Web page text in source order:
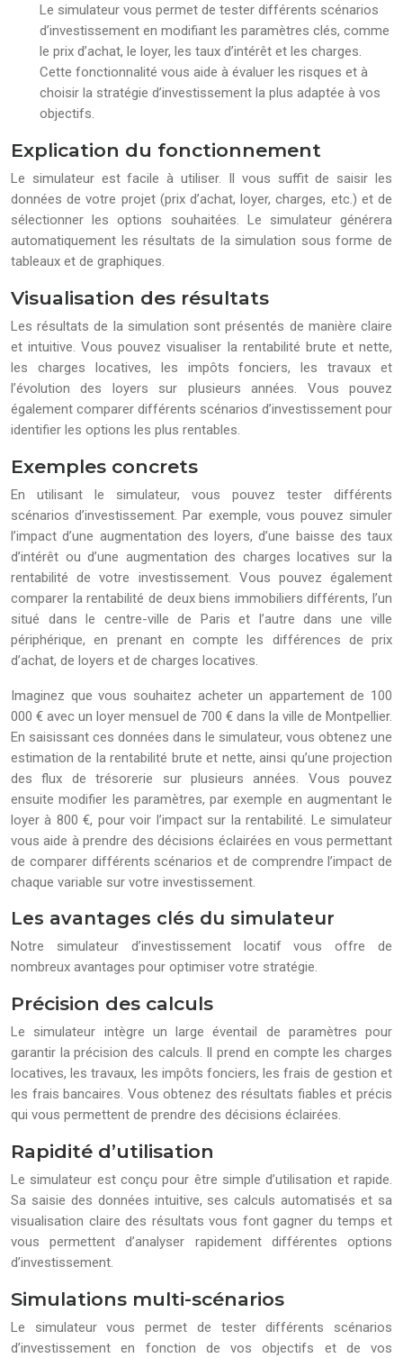
Le simulateur vous permet de tester différents scénarios
d’investissement en modifiant les paramètres clés, comme
le prix d’achat, le loyer, les taux d’intérêt et les charges.
Cette fonctionnalité vous aide à évaluer les risques et à
choisir la stratégie d’investissement la plus adaptée à vos
objectifs.
Explication du fonctionnement
Le simulateur est facile à utiliser. Il vous suffit de saisir les
données de votre projet (prix d’achat, loyer, charges, etc.) et de
sélectionner les options souhaitées. Le simulateur générera
automatiquement les résultats de la simulation sous forme de
tableaux et de graphiques.
Visualisation des résultats
Les résultats de la simulation sont présentés de manière claire
et intuitive. Vous pouvez visualiser la rentabilité brute et nette,
les charges locatives, les impôts fonciers, les travaux et
l’évolution des loyers sur plusieurs années. Vous pouvez
également comparer différents scénarios d’investissement pour
identifier les options les plus rentables.
Exemples concrets
En utilisant le simulateur, vous pouvez tester différents
scénarios d’investissement. Par exemple, vous pouvez simuler
l’impact d’une augmentation des loyers, d’une baisse des taux
d’intérêt ou d’une augmentation des charges locatives sur la
rentabilité de votre investissement. Vous pouvez également
comparer la rentabilité de deux biens immobiliers différents, l’un
situé dans le centre-ville de Paris et l’autre dans une ville
périphérique, en prenant en compte les différences de prix
d’achat, de loyers et de charges locatives.
Imaginez que vous souhaitez acheter un appartement de 100
000 € avec un loyer mensuel de 700 € dans la ville de Montpellier.
En saisissant ces données dans le simulateur, vous obtenez une
estimation de la rentabilité brute et nette, ainsi qu’une projection
des flux de trésorerie sur plusieurs années. Vous pouvez
ensuite modifier les paramètres, par exemple en augmentant le
loyer à 800 €, pour voir l’impact sur la rentabilité. Le simulateur
vous aide à prendre des décisions éclairées en vous permettant
de comparer différents scénarios et de comprendre l’impact de
chaque variable sur votre investissement.
Les avantages clés du simulateur
Notre simulateur d’investissement locatif vous offre de
nombreux avantages pour optimiser votre stratégie.
Précision des calculs
Le simulateur intègre un large éventail de paramètres pour
garantir la précision des calculs. Il prend en compte les charges
locatives, les travaux, les impôts fonciers, les frais de gestion et
les frais bancaires. Vous obtenez des résultats fiables et précis
qui vous permettent de prendre des décisions éclairées.
Rapidité d’utilisation
Le simulateur est conçu pour être simple d’utilisation et rapide.
Sa saisie des données intuitive, ses calculs automatisés et sa
visualisation claire des résultats vous font gagner du temps et
vous permettent d’analyser rapidement différentes options
d’investissement.
Simulations multi-scénarios
Le simulateur vous permet de tester différents scénarios
d’investissement en fonction de vos objectifs et de vos